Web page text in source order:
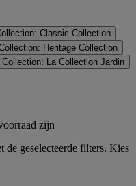
Classic Collection
Heritage Collection
Collection: La Collection Jardin
zijn
de geselecteerde filters. Kies